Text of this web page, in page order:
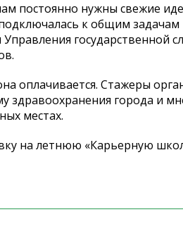
постоянно нужны свежие
к общим
государственной
оплачивается. Стажеры
здравоохранения города и
местах.
на летнюю «Карьерную